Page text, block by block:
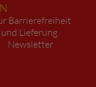
Barrierefreiheit
Lieferung
Newsletter